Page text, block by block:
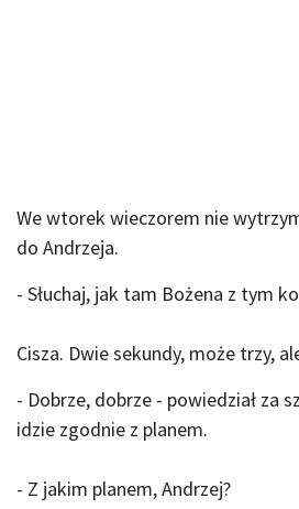
We wtorek wieczorem nie
do Andrzeja.
- Słuchaj, jak tam Bożena z tym
Cisza. Dwie sekundy, może trzy,
- Dobrze, dobrze - powiedział za
idzie zgodnie z planem.
- Z jakim planem, Andrzej?